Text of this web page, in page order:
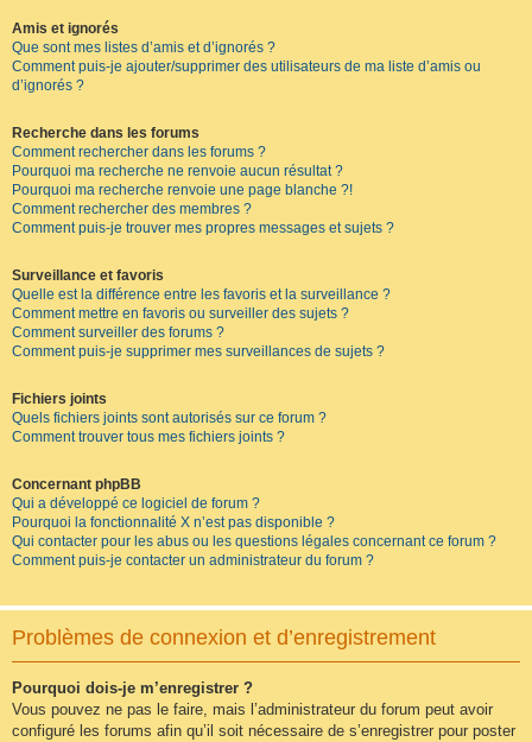
Amis et ignorés
Que sont mes listes d’amis et d’ignorés ?
Comment puis-je ajouter/supprimer des utilisateurs de ma liste d’amis ou
d’ignorés ?
Recherche dans les forums
Comment rechercher dans les forums ?
Pourquoi ma recherche ne renvoie aucun résultat ?
Pourquoi ma recherche renvoie une page blanche ?!
Comment rechercher des membres ?
Comment puis-je trouver mes propres messages et sujets ?
Surveillance et favoris
Quelle est la différence entre les favoris et la surveillance ?
Comment mettre en favoris ou surveiller des sujets ?
Comment surveiller des forums ?
Comment puis-je supprimer mes surveillances de sujets ?
Fichiers joints
Quels fichiers joints sont autorisés sur ce forum ?
Comment trouver tous mes fichiers joints ?
Concernant phpBB
Qui a développé ce logiciel de forum ?
Pourquoi la fonctionnalité X n’est pas disponible ?
Qui contacter pour les abus ou les questions légales concernant ce forum ?
Comment puis-je contacter un administrateur du forum ?
Problèmes de connexion et d’enregistrement
Pourquoi dois-je m’enregistrer ?
Vous pouvez ne pas le faire, mais l’administrateur du forum peut avoir
configuré les forums afin qu’il soit nécessaire de s’enregistrer pour poster